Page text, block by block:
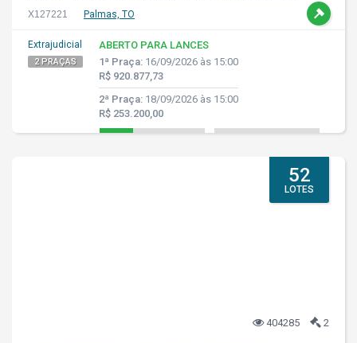
Plano Diretor Norte
X127221 Palmas, TO
Extrajudicial
2 PRAÇAS
ABERTO PARA LANCES
1ª Praça: 16/09/2026 às 15:00
R$ 920.877,73
2ª Praça: 18/09/2026 às 15:00
R$ 253.200,00
52
LOTES
404285 2